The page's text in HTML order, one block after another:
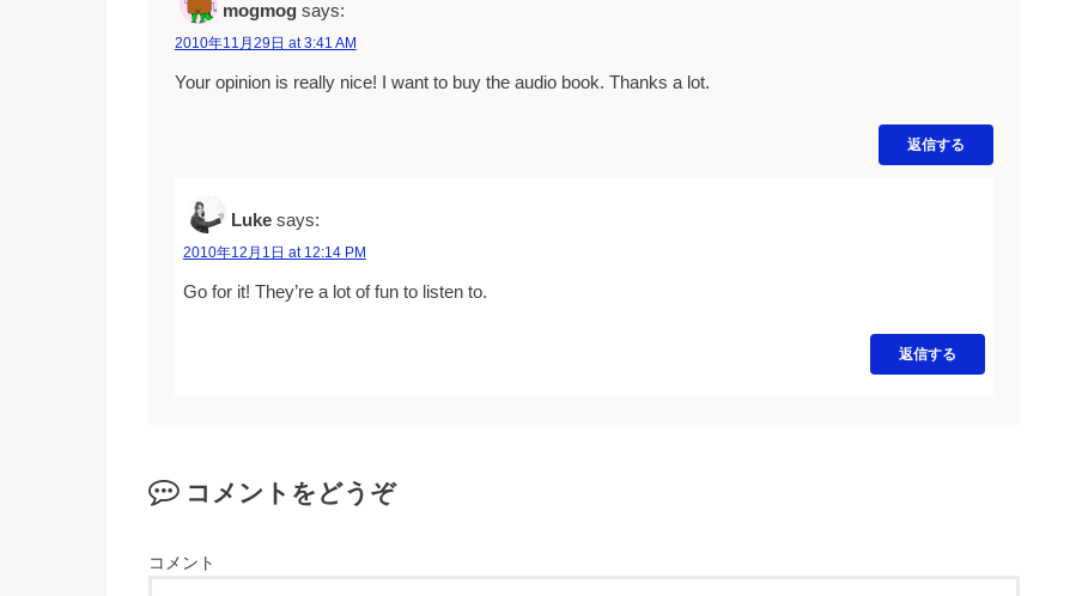
mogmog says:
2010年11月29日 at 3:41 AM
Your opinion is really nice! I want to buy the audio book. Thanks a lot.
返信する
Luke says:
2010年12月1日 at 12:14 PM
Go for it! They’re a lot of fun to listen to.
返信する
コメントをどうぞ
コメント